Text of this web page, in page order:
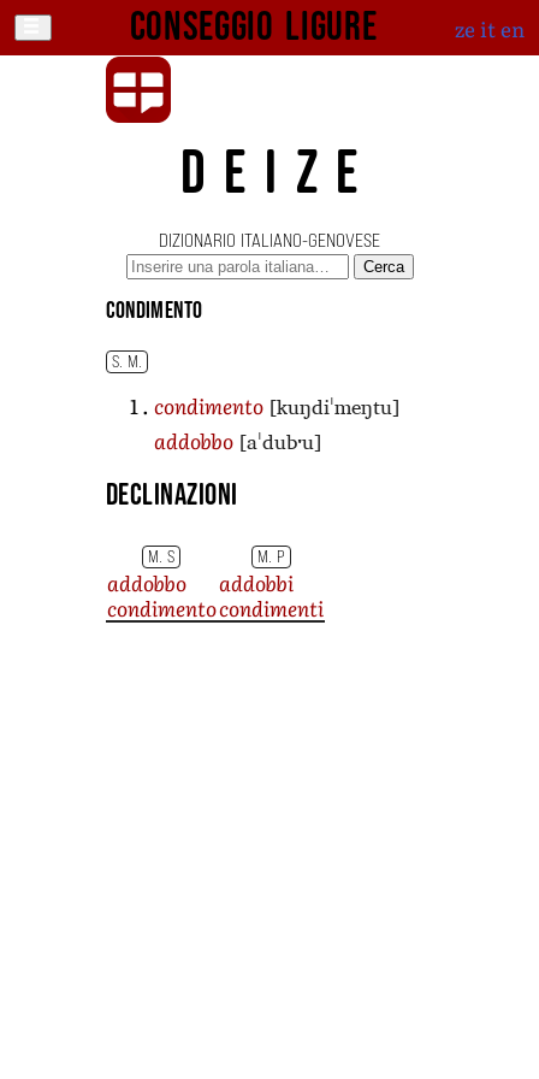
Conseggio ligure ze iten
DEIZE
DIZIONARIO ITALIANO-GENOVESE
Cerca
condimento
S. M.
condimento [kuŋdiˈmeŋtu]
addobbo [aˈdubˑu]
Declinazioni
M. S M. P
addobbo
addobbi
condimentocondimenti